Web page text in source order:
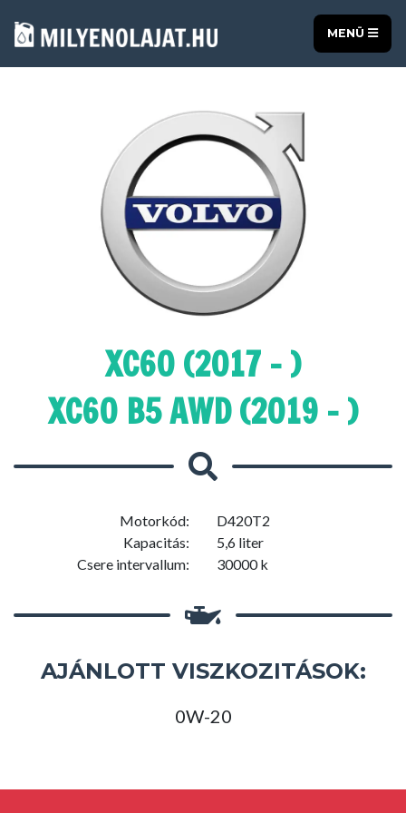
MENÜ
XC60 (2017 - )
XC60 B5 AWD (2019 - )
Motorkód:
D420T2
Kapacitás:
5,6 liter
Csere intervallum:
30000 k
AJÁNLOTT VISZKOZITÁSOK:
0W-20